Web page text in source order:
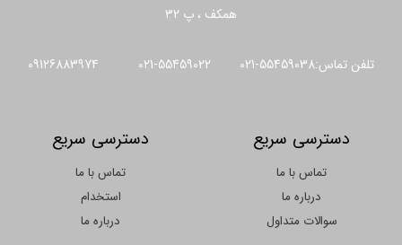
همکف ، پ 32
تلفن تماس:55459038-021 55459022-021 09126883974
دسترسی سریع
تماس با ما
درباره ما
سوالات متداول
دسترسی سریع
تماس با ما
استخدام
درباره ما